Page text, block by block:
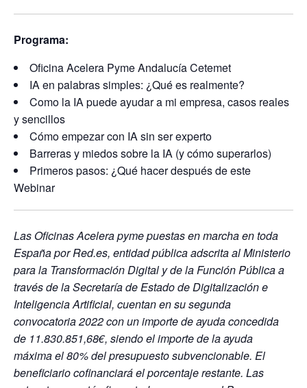
Programa:
Oficina Acelera Pyme Andalucía Cetemet
IA en palabras simples: ¿Qué es realmente?
Como la IA puede ayudar a mi empresa, casos reales
y sencillos
Cómo empezar con IA sin ser experto
Barreras y miedos sobre la IA (y cómo superarlos)
Primeros pasos: ¿Qué hacer después de este
Webinar
Las Oficinas Acelera pyme puestas en marcha en toda
España por Red.es, entidad pública adscrita al Ministerio
para la Transformación Digital y de la Función Pública a
través de la Secretaría de Estado de Digitalización e
Inteligencia Artificial, cuentan en su segunda
convocatoria 2022 con un importe de ayuda concedida
de 11.830.851,68€, siendo el importe de la ayuda
máxima el 80% del presupuesto subvencionable. El
beneficiario cofinanciará el porcentaje restante. Las